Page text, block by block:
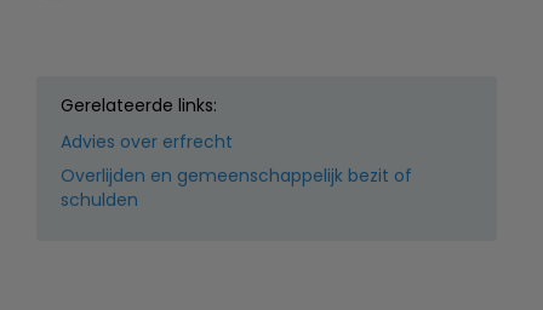
Gerelateerde links:
Advies over erfrecht
Overlijden en gemeenschappelijk bezit of
schulden